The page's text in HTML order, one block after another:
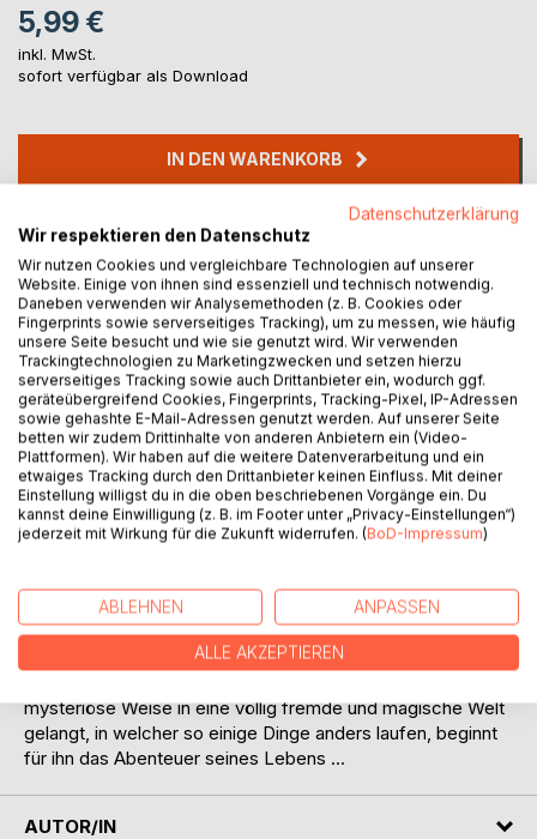
5,99 €
inkl. MwSt.
sofort verfügbar als Download
IN DEN WARENKORB
Auf die Merkliste
Titel bewerten
BESCHREIBUNG
„Nichts ist sich näher als Licht und Schatten ...“
dies scheint die Vorsehung für den fünfzehnjährigen Florian
bereit zu halten. Schon bald sollten sich für ihn und seinen
Zwillingsbruder Bastian zahlreiche Rätsel aus längst
mysteriöse Weise in eine völlig fremde und magische Welt
gelangt, in welcher so einige Dinge anders laufen, beginnt
für ihn das Abenteuer seines Lebens ...
AUTOR/IN
Datenschutzerklärung
Wir respektieren den Datenschutz
Wir nutzen Cookies und vergleichbare Technologien auf unserer
Website. Einige von ihnen sind essenziell und technisch notwendig.
Daneben verwenden wir Analysemethoden (z. B. Cookies oder
Fingerprints sowie serverseitiges Tracking), um zu messen, wie häufig
unsere Seite besucht und wie sie genutzt wird. Wir verwenden
Trackingtechnologien zu Marketingzwecken und setzen hierzu
serverseitiges Tracking sowie auch Drittanbieter ein, wodurch ggf.
geräteübergreifend Cookies, Fingerprints, Tracking-Pixel, IP-Adressen
sowie gehashte E-Mail-Adressen genutzt werden. Auf unserer Seite
betten wir zudem Drittinhalte von anderen Anbietern ein (Video-
Plattformen). Wir haben auf die weitere Datenverarbeitung und ein
etwaiges Tracking durch den Drittanbieter keinen Einfluss. Mit deiner
Einstellung willigst du in die oben beschriebenen Vorgänge ein. Du
kannst deine Einwilligung (z. B. im Footer unter „Privacy-Einstellungen“)
jederzeit mit Wirkung für die Zukunft widerrufen. (BoD-Impressum)
ABLEHNEN ANPASSEN
ALLE AKZEPTIEREN